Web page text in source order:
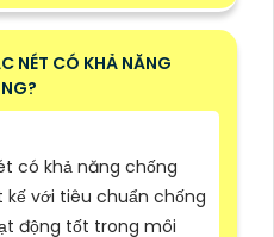
NÉT CÓ KHẢ NĂNG
có khả năng chống
với tiêu chuẩn chống
động tốt trong môi